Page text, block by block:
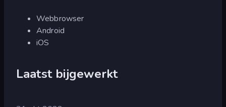
Webbrowser
Android
iOS
Laatst bijgewerkt